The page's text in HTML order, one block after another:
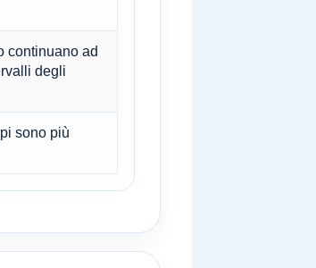
continuano ad
degli
sono più